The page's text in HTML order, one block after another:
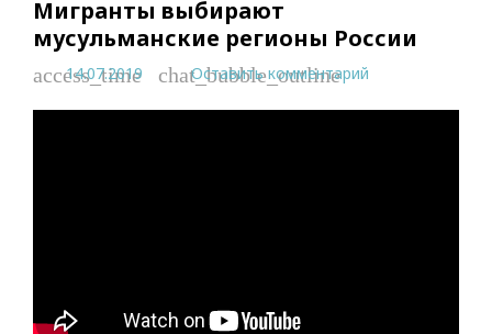
Мигранты выбирают
мусульманские регионы России
access_time
14.07.2019 chat_bubble_outline
Оставить комментарий